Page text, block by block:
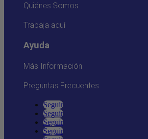
Quiénes Somos
Trabaja aquí
Ayuda
Más Información
Preguntas Frecuentes
Seguir
Seguir
Seguir
Seguir